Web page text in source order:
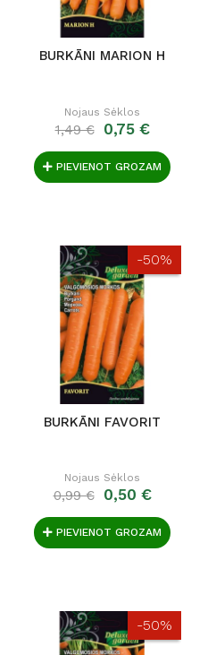
BURKĀNI MARION H
Nojaus Sėklos
1,49 € 0,75 €
PIEVIENOT GROZAM
-50%
BURKĀNI FAVORIT
Nojaus Sėklos
0,99 € 0,50 €
PIEVIENOT GROZAM
-50%